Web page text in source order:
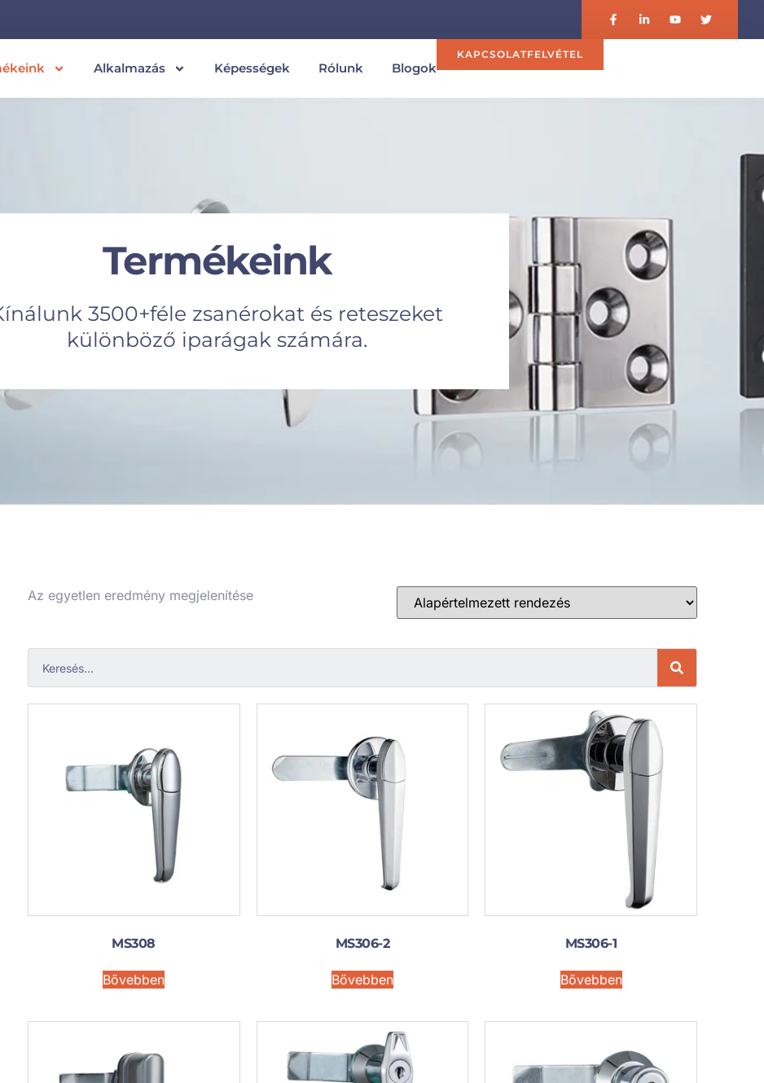
Alkalmazás Képességek Rólunk Blogok
KAPCSOLATFELVÉTEL
Termékeink
3500+féle zsanérokat és reteszeket
különböző iparágak számára.
Az egyetlen eredmény megjelenítése
MS308
Bővebben
MS306-2
Bővebben
MS306-1
Bővebben